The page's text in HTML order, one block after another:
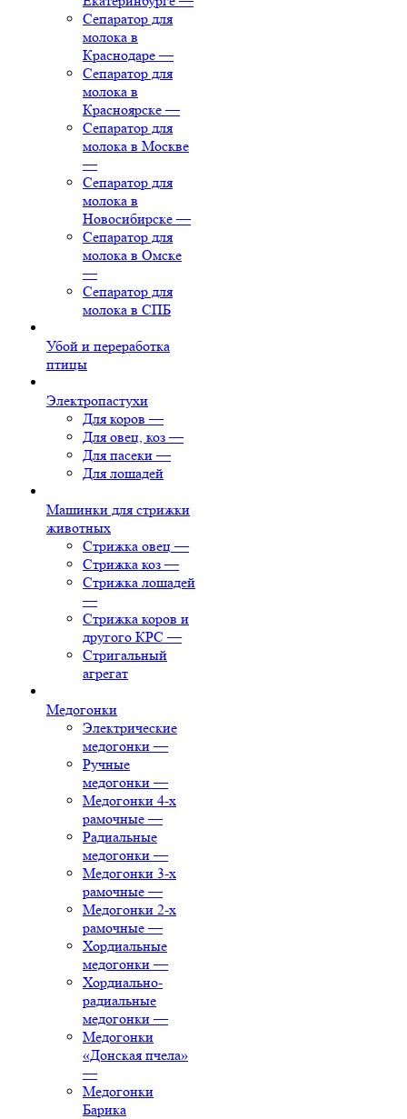
Сепаратор для
молока в
Краснодаре —
Сепаратор для
молока в
Красноярске —
Сепаратор для
молока в Москве
—
Сепаратор для
молока в
Новосибирске —
Сепаратор для
молока в Омске
—
Сепаратор для
молока в СПБ
Убой и переработка
птицы
Электропастухи
Для коров —
Для овец, коз —
Для пасеки —
Для лошадей
Машинки для стрижки
животных
Стрижка овец —
Стрижка коз —
Стрижка лошадей
—
Стрижка коров и
другого КРС —
Стригальный
агрегат
Медогонки
Электрические
медогонки —
Ручные
медогонки —
Медогонки 4-х
рамочные —
Радиальные
медогонки —
Медогонки 3-х
рамочные —
Медогонки 2-х
рамочные —
Хордиальные
медогонки —
Хордиально-
радиальные
медогонки —
Медогонки
«Донская пчела»
—
Медогонки
Барика